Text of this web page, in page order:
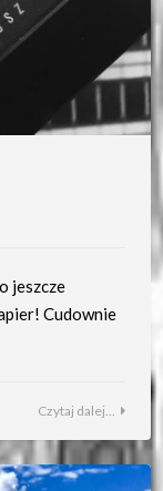
jeszcze
Cudownie
Czytaj dalej...